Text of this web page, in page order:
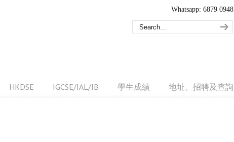
Whatsapp: 6879 0948
HKDSE IGCSE/IAL/IB 學生成績 地址、招聘及查詢